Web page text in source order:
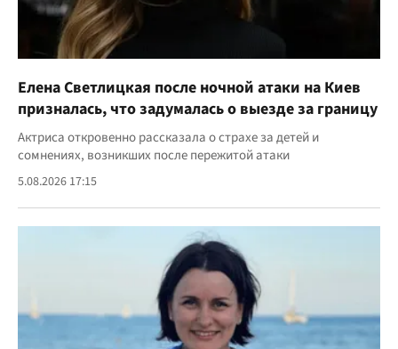
Елена Светлицкая после ночной атаки на Киев
призналась, что задумалась о выезде за границу
Актриса откровенно рассказала о страхе за детей и
сомнениях, возникших после пережитой атаки
5.08.2026 17:15